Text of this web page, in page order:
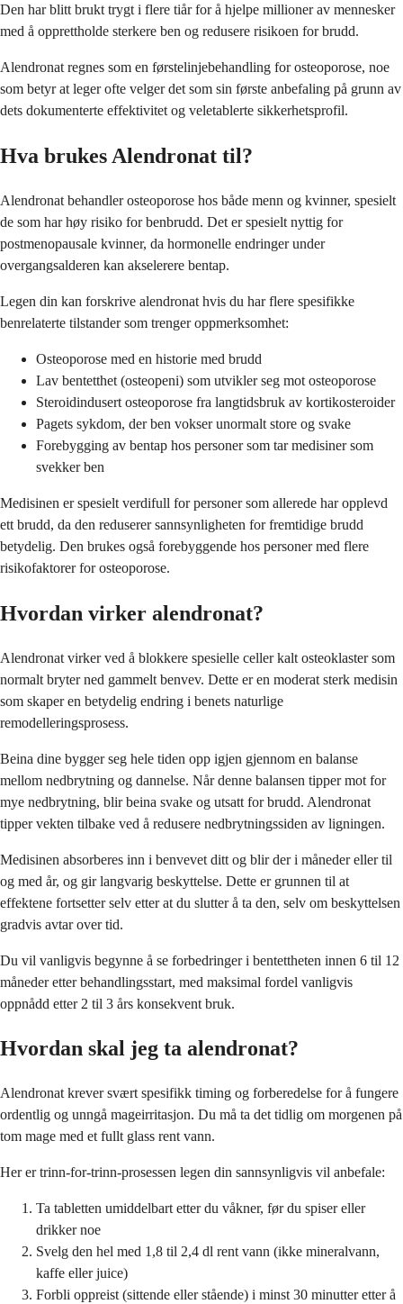
Den har blitt brukt trygt i flere tiår for å hjelpe millioner av mennesker
med å opprettholde sterkere ben og redusere risikoen for brudd.
Alendronat regnes som en førstelinjebehandling for osteoporose, noe
som betyr at leger ofte velger det som sin første anbefaling på grunn av
dets dokumenterte effektivitet og veletablerte sikkerhetsprofil.
Hva brukes Alendronat til?
Alendronat behandler osteoporose hos både menn og kvinner, spesielt
de som har høy risiko for benbrudd. Det er spesielt nyttig for
postmenopausale kvinner, da hormonelle endringer under
overgangsalderen kan akselerere bentap.
Legen din kan forskrive alendronat hvis du har flere spesifikke
benrelaterte tilstander som trenger oppmerksomhet:
Osteoporose med en historie med brudd
Lav bentetthet (osteopeni) som utvikler seg mot osteoporose
Steroidindusert osteoporose fra langtidsbruk av kortikosteroider
Pagets sykdom, der ben vokser unormalt store og svake
Forebygging av bentap hos personer som tar medisiner som
svekker ben
Medisinen er spesielt verdifull for personer som allerede har opplevd
ett brudd, da den reduserer sannsynligheten for fremtidige brudd
betydelig. Den brukes også forebyggende hos personer med flere
risikofaktorer for osteoporose.
Hvordan virker alendronat?
Alendronat virker ved å blokkere spesielle celler kalt osteoklaster som
normalt bryter ned gammelt benvev. Dette er en moderat sterk medisin
som skaper en betydelig endring i benets naturlige
remodelleringsprosess.
Beina dine bygger seg hele tiden opp igjen gjennom en balanse
mellom nedbrytning og dannelse. Når denne balansen tipper mot for
mye nedbrytning, blir beina svake og utsatt for brudd. Alendronat
tipper vekten tilbake ved å redusere nedbrytningssiden av ligningen.
Medisinen absorberes inn i benvevet ditt og blir der i måneder eller til
og med år, og gir langvarig beskyttelse. Dette er grunnen til at
effektene fortsetter selv etter at du slutter å ta den, selv om beskyttelsen
gradvis avtar over tid.
Du vil vanligvis begynne å se forbedringer i bentettheten innen 6 til 12
måneder etter behandlingsstart, med maksimal fordel vanligvis
oppnådd etter 2 til 3 års konsekvent bruk.
Hvordan skal jeg ta alendronat?
Alendronat krever svært spesifikk timing og forberedelse for å fungere
ordentlig og unngå mageirritasjon. Du må ta det tidlig om morgenen på
tom mage med et fullt glass rent vann.
Her er trinn-for-trinn-prosessen legen din sannsynligvis vil anbefale:
Ta tabletten umiddelbart etter du våkner, før du spiser eller
drikker noe
Svelg den hel med 1,8 til 2,4 dl rent vann (ikke mineralvann,
kaffe eller juice)
Forbli oppreist (sittende eller stående) i minst 30 minutter etter å